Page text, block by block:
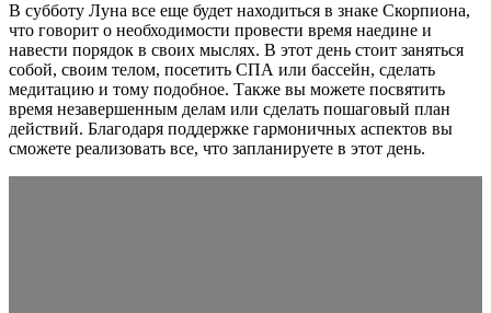
В субботу Луна все еще будет находиться в знаке Скорпиона,
что говорит о необходимости провести время наедине и
навести порядок в своих мыслях. В этот день стоит заняться
собой, своим телом, посетить СПА или бассейн, сделать
медитацию и тому подобное. Также вы можете посвятить
время незавершенным делам или сделать пошаговый план
действий. Благодаря поддержке гармоничных аспектов вы
сможете реализовать все, что запланируете в этот день.